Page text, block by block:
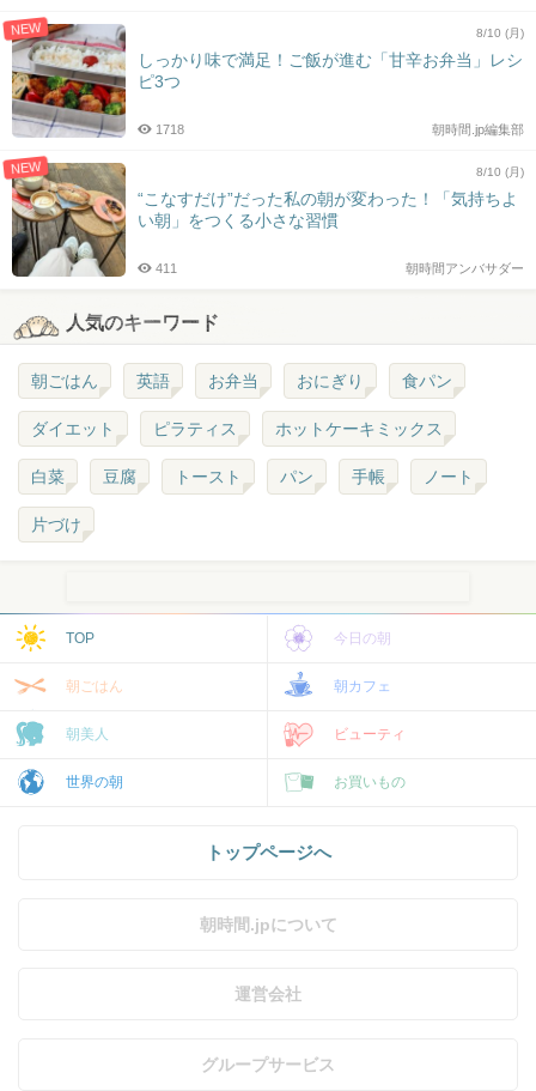
NEW 8/10 (月)
しっかり味で満足！ご飯が進む「甘辛お弁当」レシ
ピ3つ
朝時間.jp編集部
1718
NEW 8/10 (月)
“こなすだけ”だった私の朝が変わった！「気持ちよ
い朝」をつくる小さな習慣
朝時間アンバサダー
411
人気のキーワード
朝ごはん 英語 お弁当 おにぎり 食パン
ダイエット ピラティス ホットケーキミックス
白菜 豆腐 トースト パン 手帳 ノート
片づけ
TOP 今日の朝
朝ごはん 朝カフェ
朝美人 ビューティ
世界の朝 お買いもの
トップページへ
朝時間.jpについて
運営会社
グループサービス